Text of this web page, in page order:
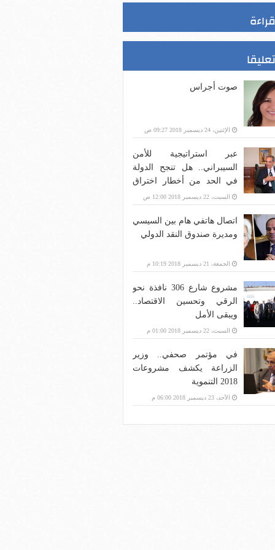
صوت أجراس
الإثنين، 24 ديسمبر 2018 09:27 ص
عبر استراتيجية للأمن
السيبراني.. هل تنجح الدولة
في الحد من أخطار اختراق
بنية الاتصالات؟
السبت، 22 ديسمبر 2018 12:00 ص
اتصال هاتفي هام بين السيسي
ومديرة صندوق النقد الدولي
الجمعة، 21 ديسمبر 2018 10:19 م
مشروع شارع 306 نافذة نحو
الرقي وتحسين الاقتصاد..
ويبقى الأمل
السبت، 22 ديسمبر 2018 01:00 م
في مؤتمر صحفي.. وزير
الزراعة يكشف مشروعات
2018 التنموية
الأحد، 23 ديسمبر 2018 06:00 م